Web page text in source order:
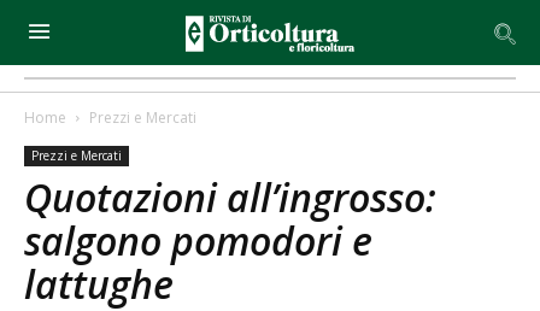
Home Prezzi e Mercati
Prezzi e Mercati
Quotazioni all’ingrosso:
salgono pomodori e
lattughe